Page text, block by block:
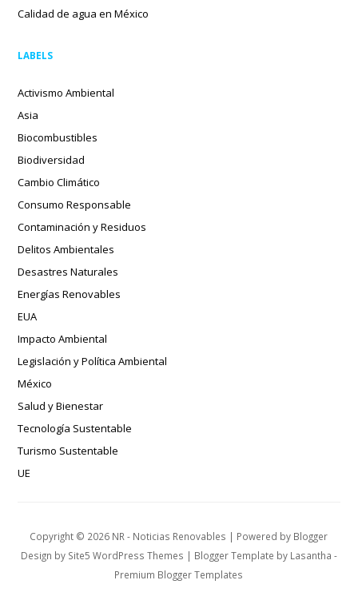
Calidad de agua en México
LABELS
Activismo Ambiental
Asia
Biocombustibles
Biodiversidad
Cambio Climático
Consumo Responsable
Contaminación y Residuos
Delitos Ambientales
Desastres Naturales
Energías Renovables
EUA
Impacto Ambiental
Legislación y Política Ambiental
México
Salud y Bienestar
Tecnología Sustentable
Turismo Sustentable
UE
Copyright © 2026 NR - Noticias Renovables | Powered by Blogger
Design by Site5 WordPress Themes | Blogger Template by Lasantha -
Premium Blogger Templates